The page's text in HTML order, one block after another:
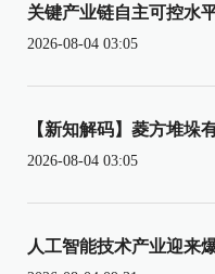
关键产业链自主可控水
2026-08-04 03:05
【新知解码】菱方堆垛
2026-08-04 03:05
人工智能技术产业迎来